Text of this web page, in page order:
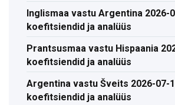
Inglismaa vastu Argentina 2026-
koefitsiendid ja analüüs
Prantsusmaa vastu Hispaania
koefitsiendid ja analüüs
Argentina vastu Šveits 2026-07-
koefitsiendid ja analüüs